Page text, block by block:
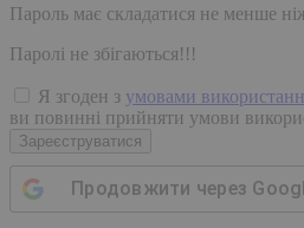
Пароль має складатися не менше
Паролі не збігаються!!!
Я згоден з умовами
ви повинні прийняти умови
Зареєструватися
Продовжити через